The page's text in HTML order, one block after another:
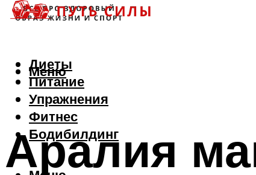
Диеты
Питание
Упражнения
Фитнес
Бодибилдинг
Меню
Аралия